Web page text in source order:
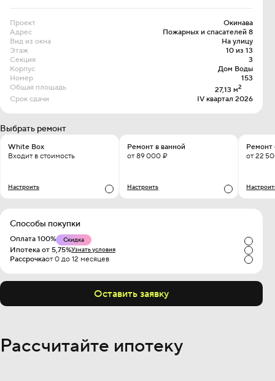
Проект
Окинава
Адрес
Пожарных и спасателей 8
Вид из окна
На улицу
Этаж
10 из 13
Секция
3
Корпус
Дом Воды
Номер
153
Общая площадь
27,13 м2
Срок сдачи IV квартал 2026
Выбрать ремонт
White Box
Входит в стоимость
Настроить
Ремонт в ванной
от 89 000 ₽
Настроить
Ремонт
от 22
Способы покупки
Оплата 100% Скидка
Ипотека от 5,75%Узнать условия
Рассрочкаот 0 до 12 месяцев
Оставить заявку
Рассчитайте ипотеку